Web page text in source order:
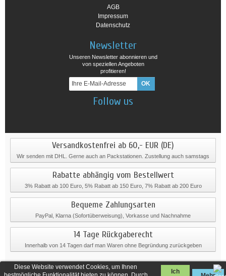
Diese Website verwendet Cookies, um Ihnen
Ich
AGB
Impressum
Datenschutz
Newsletter
Unseren Newsletter abonnieren und
von speziellen Angeboten
profitieren!
Follow us
Versandkostenfrei ab 60,- EUR (DE)
Wir senden mit DHL. Gerne auch an Packstationen. Zustellung auch samstags
Rabatte abhängig vom Bestellwert
3% Rabatt ab 100 Euro, 5% Rabatt ab 150 Euro, 7% Rabatt ab 200 Euro
Bequeme Zahlungsarten
PayPal, Klarna (Sofortüberweisung), Vorkasse und Nachnahme
14 Tage Rückgaberecht
Innerhalb von 14 Tagen darf man Waren ohne Begründung zurückgeben